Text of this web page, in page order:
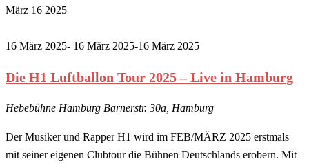
März 16 2025
16 März 2025- 16 März 2025-16 März 2025
Die H1 Luftballon Tour 2025 – Live in Hamburg
Hebebühne Hamburg Barnerstr. 30a, Hamburg
Der Musiker und Rapper H1 wird im FEB/MÄRZ 2025 erstmals
mit seiner eigenen Clubtour die Bühnen Deutschlands erobern. Mit